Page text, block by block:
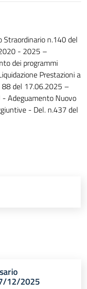
Straordinario n.140 del
- 2025 –
dei programmi
Prestazioni a
del 17.06.2025 –
- Adeguamento Nuovo
- Del. n.437 del
12/2025